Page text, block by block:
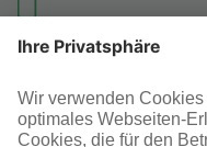
Investoren-Kontakt
+49 69 305-46300
SOCIAL MEDIA